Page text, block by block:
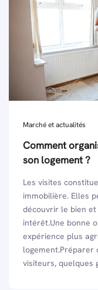
Marché et actualités
Comment
son logement ?
Les visites
immobilière. Elles
découvrir le bien
intérêt.Une bonne
expérience plus
logement.Préparer
visiteurs, quelques